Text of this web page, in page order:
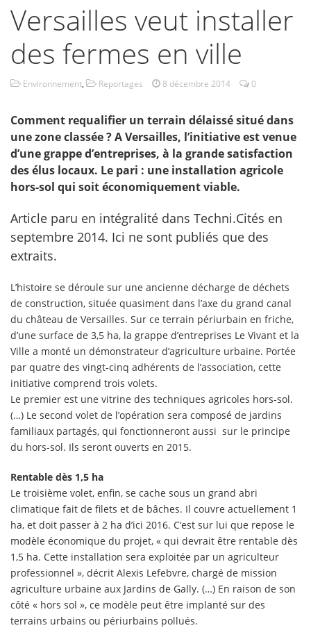
Versailles veut installer
des fermes en ville
Environnement, Reportages 8 décembre 2014 0
Comment requalifier un terrain délaissé situé dans
une zone classée ? A Versailles, l’initiative est venue
d’une grappe d’entreprises, à la grande satisfaction
des élus locaux. Le pari : une installation agricole
hors-sol qui soit économiquement viable.
Article paru en intégralité dans Techni.Cités en
septembre 2014. Ici ne sont publiés que des
extraits.
L’histoire se déroule sur une ancienne décharge de déchets
de construction, située quasiment dans l’axe du grand canal
du château de Versailles. Sur ce terrain périurbain en friche,
d’une surface de 3,5 ha, la grappe d’entreprises Le Vivant et la
Ville a monté un démonstrateur d’agriculture urbaine. Portée
par quatre des vingt-cinq adhérents de l’association, cette
initiative comprend trois volets.
Le premier est une vitrine des techniques agricoles hors-sol.
(…) Le second volet de l’opération sera composé de jardins
familiaux partagés, qui fonctionneront aussi sur le principe
du hors-sol. Ils seront ouverts en 2015.
Rentable dès 1,5 ha
Le troisième volet, enfin, se cache sous un grand abri
climatique fait de filets et de bâches. Il couvre actuellement 1
ha, et doit passer à 2 ha d’ici 2016. C’est sur lui que repose le
modèle économique du projet, « qui devrait être rentable dès
1,5 ha. Cette installation sera exploitée par un agriculteur
professionnel », décrit Alexis Lefebvre, chargé de mission
agriculture urbaine aux Jardins de Gally. (…) En raison de son
côté « hors sol », ce modèle peut être implanté sur des
terrains urbains ou périurbains pollués.